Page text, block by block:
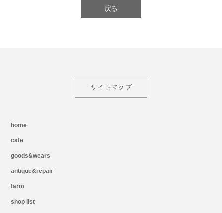
戻る
サイトマップ
home
cafe
goods&wears
antique&repair
farm
shop list